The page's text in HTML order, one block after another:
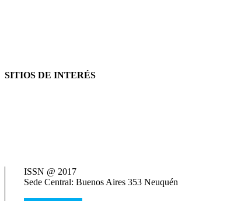
SITIOS DE INTERÉS
ISSN @ 2017
Sede Central: Buenos Aires 353 Neuquén